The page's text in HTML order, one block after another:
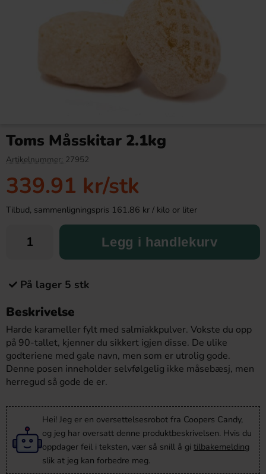
Choco Orange 384g
Köp
Toms Måsskitar 2.1kg
Artikelnummer: 27952
339.91 kr/stk
Tilbud, sammenligningspris 161.86 kr / kilo or liter
Legg i handlekurv
På lager 5 stk
Beskrivelse
Harde karameller fylt med salmiakkpulver. Vokste du opp
på 90-tallet, kjenner du sikkert igjen disse. De ulike
godteriene med gale navn, men som er utrolig gode.
Denne posen inneholder selvfølgelig ikke måsebæsj, men
herregud så gode de er.
Hei! Jeg er en oversettelsesrobot fra Coopers Candy,
og jeg har oversatt denne produktbeskrivelsen. Hvis du
oppdager feil i teksten, vær så snill å gi tilbakemelding
slik at jeg kan forbedre meg.